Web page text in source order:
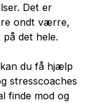
Det er
ondt værre,
det hele.
du få hjælp
stresscoaches
finde mod og